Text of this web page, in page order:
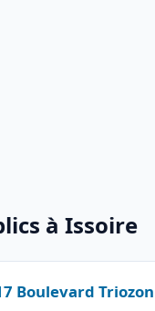
à Issoire
Boulevard